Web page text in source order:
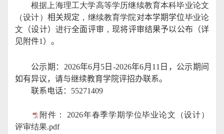
根据上海理工大学高等学历继续教育本科毕业论文
（设计） 相关规定 ，继续教育学院对本学期学位毕业论
文 （设计） 进行全面评审 ，现将评审结果予以公布（详
见附件1 ）。
公示期： 2026年6月 5日 -2026年6月 11 日，公示期间
如有异议，请与继续教育学院评招办联系。
联系电话： 55271409
附件： 2026年春季学期学位毕业论文（设计）
评审结果.pdf